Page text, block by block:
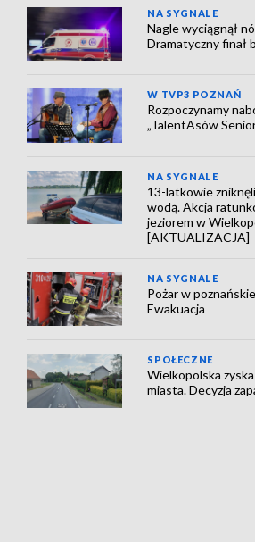
NA SYGNALE
Nagle wyciągnął
Dramatyczny finał
W TVP3 POZNAŃ
Rozpoczynamy
„TalentAsów
NA SYGNALE
13-latkowie
wodą. Akcja
jeziorem w
[AKTUALIZACJA]
NA SYGNALE
Pożar w
Ewakuacja
SPOŁECZNE
Wielkopolska
miasta. Decyzja